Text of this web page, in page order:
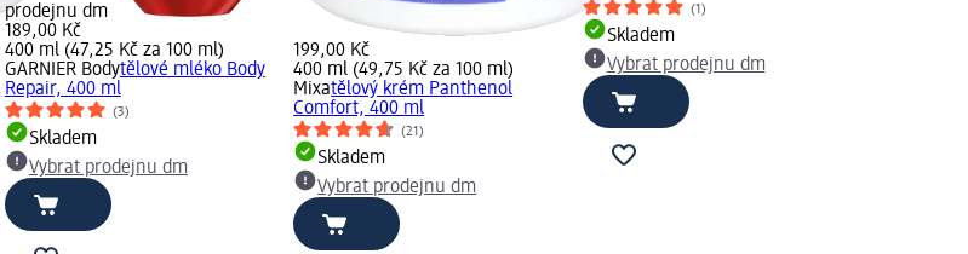
prodejnu dm
189,00 Kč
400 ml (47,25 Kč za 100 ml)
GARNIER Bodytělové mléko Body
Repair, 400 ml
(3)
Skladem
Vybrat prodejnu dm
199,00 Kč
400 ml (49,75 Kč za 100 ml)
Mixatělový krém Panthenol
Comfort, 400 ml
(21)
Skladem
Vybrat prodejnu dm
(1)
Skladem
Vybrat prodejnu dm